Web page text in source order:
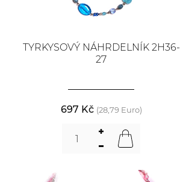
TYRKYSOVÝ NÁHRDELNÍK 2H36-
27
697 Kč (28,79 Euro)